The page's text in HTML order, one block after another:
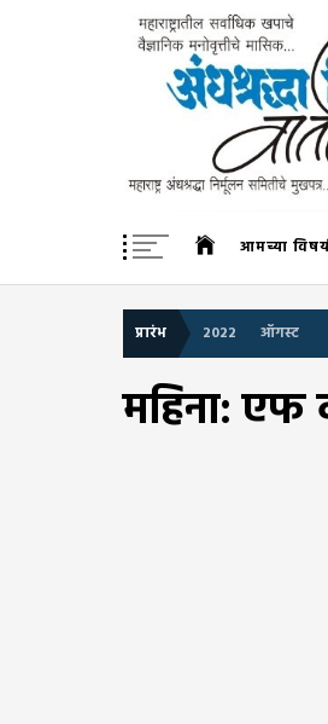
अंधश्रद्धाआमच्या
प्रारंभ 2022 ऑगस्ट
महिना:एफ